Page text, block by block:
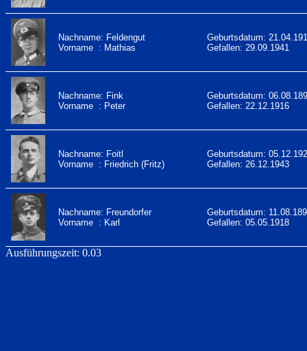
Nachname: Feldengut
Vorname : Mathias
Geburtsdatum:
Gefallen: 29.09.1941
Nachname: Fink
Vorname : Peter
Geburtsdatum:
Gefallen: 22.12.1916
Nachname: Foitl
Vorname : Friedrich (Fritz)
Geburtsdatum:
Gefallen: 26.12.1943
Nachname: Freundorfer
Vorname : Karl
Geburtsdatum:
Gefallen: 05.05.1918
Ausführungszeit: 0.03